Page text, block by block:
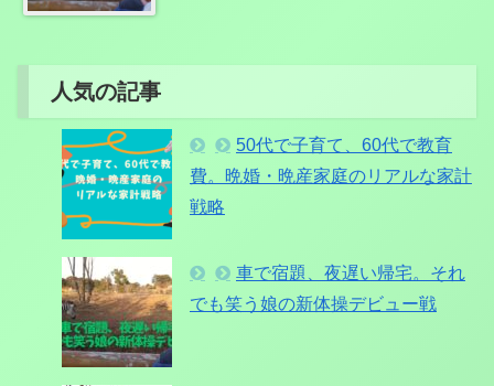
人気の記事
50代で子育て、60代で教育
費。晩婚・晩産家庭のリアルな家計
戦略
車で宿題、夜遅い帰宅。それ
でも笑う娘の新体操デビュー戦